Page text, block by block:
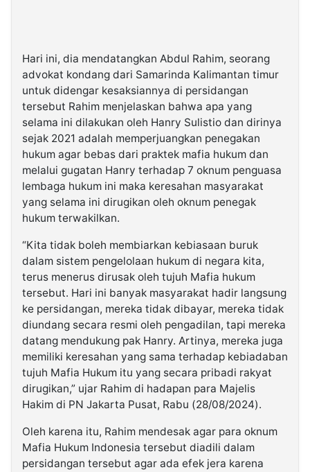
Hari ini, dia mendatangkan Abdul Rahim, seorang
advokat kondang dari Samarinda Kalimantan timur
untuk didengar kesaksiannya di persidangan
tersebut Rahim menjelaskan bahwa apa yang
selama ini dilakukan oleh Hanry Sulistio dan dirinya
sejak 2021 adalah memperjuangkan penegakan
hukum agar bebas dari praktek mafia hukum dan
melalui gugatan Hanry terhadap 7 oknum penguasa
lembaga hukum ini maka keresahan masyarakat
yang selama ini dirugikan oleh oknum penegak
hukum terwakilkan.
“Kita tidak boleh membiarkan kebiasaan buruk
dalam sistem pengelolaan hukum di negara kita,
terus menerus dirusak oleh tujuh Mafia hukum
tersebut. Hari ini banyak masyarakat hadir langsung
ke persidangan, mereka tidak dibayar, mereka tidak
diundang secara resmi oleh pengadilan, tapi mereka
datang mendukung pak Hanry. Artinya, mereka juga
memiliki keresahan yang sama terhadap kebiadaban
tujuh Mafia Hukum itu yang secara pribadi rakyat
dirugikan,” ujar Rahim di hadapan para Majelis
Hakim di PN Jakarta Pusat, Rabu (28/08/2024).
Oleh karena itu, Rahim mendesak agar para oknum
Mafia Hukum Indonesia tersebut diadili dalam
persidangan tersebut agar ada efek jera karena